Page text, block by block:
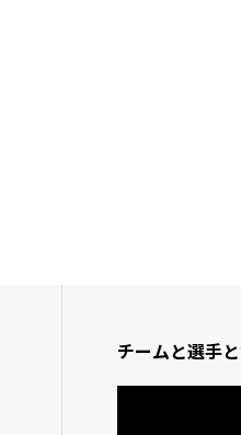
チームと選手